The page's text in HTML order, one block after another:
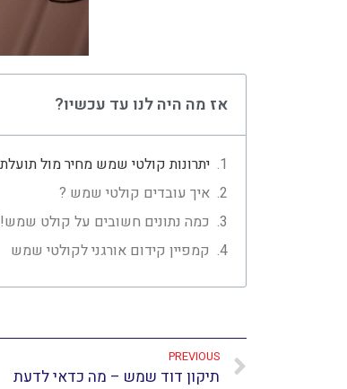
אז מה היה לנו עד עכשיו?
יתרונות קולטי שמש מחיר מול תועלת
איך עובדים קולטי שמש ?
כמה נתונים חשובים על קולט שמש!
קמפיין קידום אורגני לקולטי שמש
PREVIOUS
תיקון דוד שמש – מה כדאי לדעת